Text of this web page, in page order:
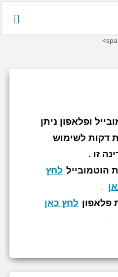
ופלאפון ניתן
דקות לשימוש
זו .
הוטמובייל לחץ
פלאפון לחץ כאן